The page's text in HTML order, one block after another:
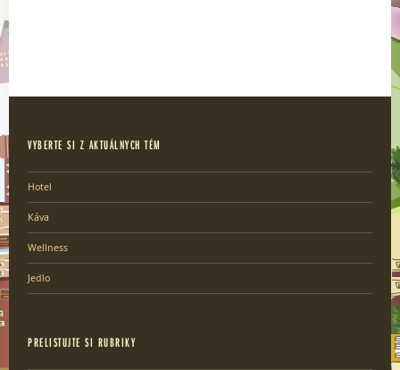
VYBERTE SI Z AKTUÁLNYCH TÉM
Hotel
Káva
Wellness
Jedlo
PRELISTUJTE SI RUBRIKY